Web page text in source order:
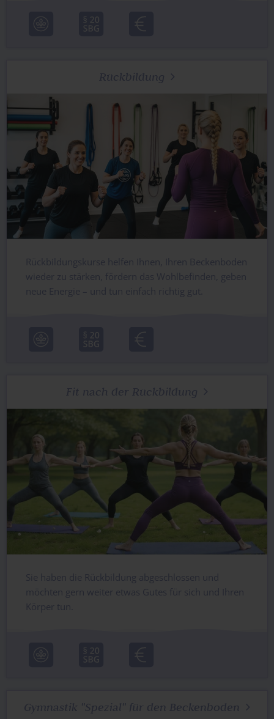
Rückbildung 
Rückbildungskurse helfen Ihnen, Ihren Beckenboden
wieder zu stärken, fördern das Wohlbefinden, geben
neue Energie – und tun einfach richtig gut.
Fit nach der Rückbildung 
Sie haben die Rückbildung abgeschlossen und
möchten gern weiter etwas Gutes für sich und Ihren
Körper tun.
Gymnastik "Spezial" für den Beckenboden 